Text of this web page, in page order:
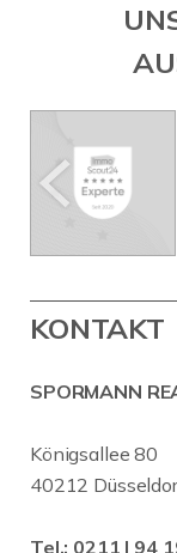
KONTAKT
SPORMANN
Königsallee 80
40212
Tel.: 0211 | 94